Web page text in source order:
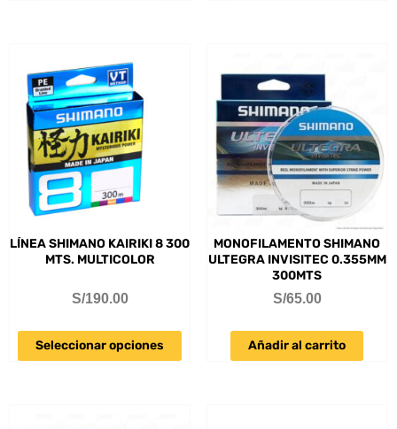
LÍNEA SHIMANO KAIRIKI 8 300
MTS. MULTICOLOR
S/190.00
Seleccionar opciones
MONOFILAMENTO SHIMANO
ULTEGRA INVISITEC 0.355MM
300MTS
S/65.00
Añadir al carrito